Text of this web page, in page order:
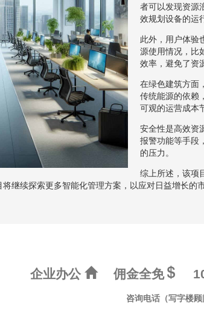
者可以发现资源
效规划设备的运
此外，用户体验
源使用情况，比
效率，避免了资
在绿色建筑方面
传统能源的依赖
可观的运营成本
安全性是高效资
报警功能等手段
的压力。
综上所述，该项
继续探索更多智能化管理方案，以应对日益增长的
企业办公 佣金全免
咨询电话（写字楼